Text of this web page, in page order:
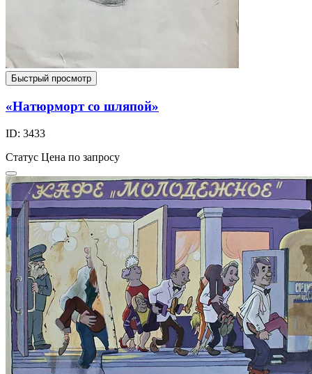
Быстрый просмотр
«Натюрморт со шляпой»
ID: 3433
Статус Цена по запросу